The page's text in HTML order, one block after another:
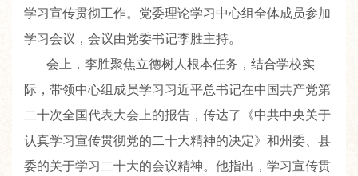
学习宣传贯彻工作。党委理论学习中心组全体成员参加
学习会议，会议由党委书记李胜主持。
会上，李胜聚焦立德树人根本任务，结合学校实
际，带领中心组成员学习习近平总书记在中国共产党第
二十次全国代表大会上的报告，传达了《中共中央关于
认真学习宣传贯彻党的二十大精神的决定》和州委、县
委的关于学习二十大的会议精神。他指出，学习宣传贯